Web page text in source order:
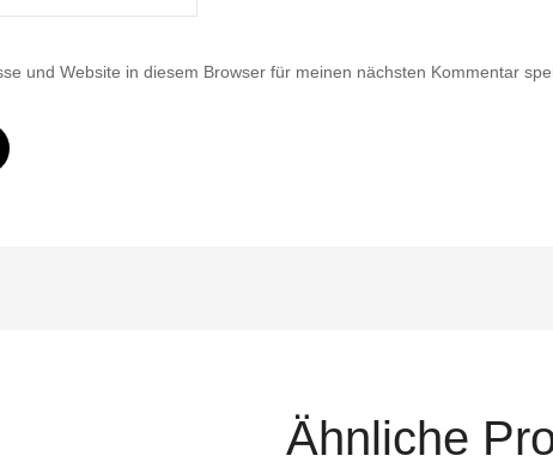
und Website in diesem Browser für meinen nächsten Kommentar
Ähnliche